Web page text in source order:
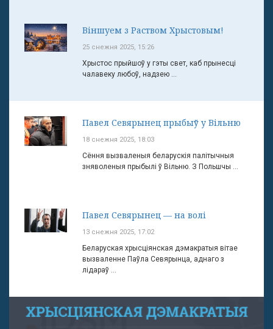
Віншуем з Раством Хрыстовым!
25 снежня 2025, 15:26
Хрыстос прыйшоў у гэты свет, каб прынесці
чалавеку любоў, надзею ...
Павел Севярынец прыбыў у Вільню
18 снежня 2025, 18:03
Сёння вызваленыя беларускія палітычныя
зняволеныя прыбылі ў Вільню. З Польшчы ...
Павел Севярынец — на волі
13 снежня 2025, 17:02
Беларуская хрысціянская дэмакратыя вітае
вызваленне Паўла Севярынца, аднаго з
лідараў ...